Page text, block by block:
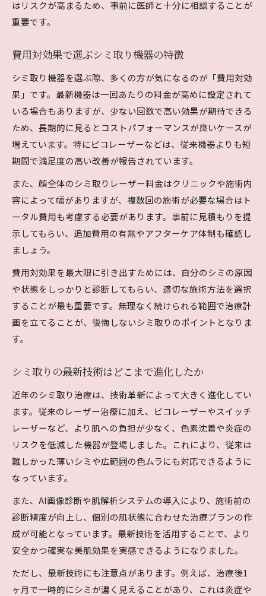
はリスクが高まるため、事前に医師と十分に相談することが
重要です。
費用対効果で選ぶシミ取り機器の特徴
シミ取り機器を選ぶ際、多くの方が気になるのが「費用対効
果」です。最新機器は一回あたりの料金が高めに設定されて
いる場合もありますが、少ない回数で高い効果が期待できる
ため、長期的に見るとコストパフォーマンスが良いケースが
増えています。特にピコレーザーなどは、従来機器よりも短
期間で満足度の高い改善が報告されています。
また、顔全体のシミ取りレーザー料金はクリニックや施術内
容によって幅がありますが、複数回の施術が必要な場合はト
ータル費用も考慮する必要があります。事前に見積もりを提
示してもらい、追加費用の有無やアフターケア体制も確認し
ましょう。
費用対効果を最大限に引き出すためには、自分のシミの原因
や状態をしっかりと診断してもらい、適切な施術方法を選択
することが最も重要です。無理なく続けられる範囲で治療計
画を立てることが、後悔しないシミ取りのポイントとなりま
す。
シミ取りの最新技術はどこまで進化したか
近年のシミ取り治療は、技術革新によって大きく進化してい
ます。従来のレーザー治療に加え、ピコレーザーやスイッチ
レーザーなど、より肌への負担が少なく、色素沈着や炎症の
リスクを低減した機器が登場しました。これにより、従来は
難しかった薄いシミや広範囲の色ムラにも対応できるように
なっています。
また、AI画像診断や肌解析システムの導入により、施術前の
診断精度が向上し、個別の肌状態に合わせた治療プランの作
成が可能となっています。最新技術を活用することで、より
安全かつ確実な美肌効果を実感できるようになりました。
ただし、最新技術にも注意点があります。例えば、治療後1
ヶ月で一時的にシミが濃く見えることがあり、これは炎症や